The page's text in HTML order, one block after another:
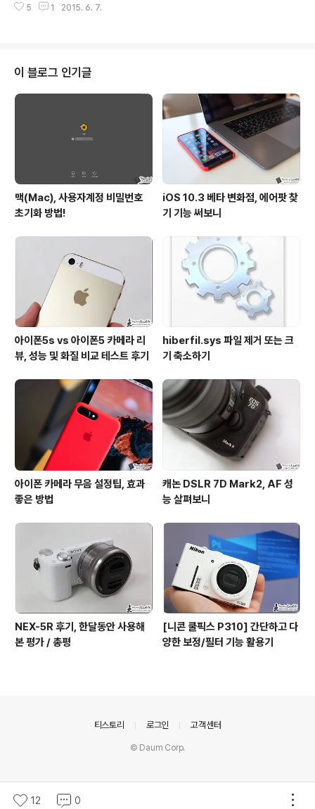
가 : 채팅방 화면 개선 보시는 것처럼 꽤 많은 기능이 추가
있습니다. 아이폰을 비롯한 맥(Mac) 유저 입장에서 보면
한 앱이라 말하기도 합니다. 특히, OmniFocus 를 사용하
기 위해 맥(Mac)을 이용한다는 말이 나올 정도로 말이죠.
개인적으로도 각종 프로젝트를 관리하면서 할 일 및 일정
을 관리하는데 옴니포커스만한 녀석은 없다 생각되는데요.
아이폰, 아이패드, 맥에 이어 애플워치가 지원하는 호환성
5 1 2015. 6. 7.
이 블로그 인기글
맥(Mac), 사용자계정 비밀번호
초기화 방법!
iOS 10.3 베타 변화점, 에어팟 찾
기 기능 써보니
아이폰5s vs 아이폰5 카메라 리
뷰, 성능 및 화질 비교 테스트 후기
hiberfil.sys 파일 제거 또는 크
기 축소하기
아이폰 카메라 무음 설정팁, 효과
좋은 방법
캐논 DSLR 7D Mark2, AF 성
능 살펴보니
NEX-5R 후기, 한달동안 사용해
본 평가 / 총평
[니콘 쿨픽스 P310] 간단하고 다
양한 보정/필터 기능 활용기
12 0
티스토리 로그인 고객센터
© Daum Corp.